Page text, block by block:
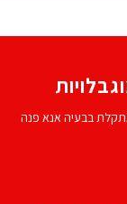
בבעיה אנא פנה